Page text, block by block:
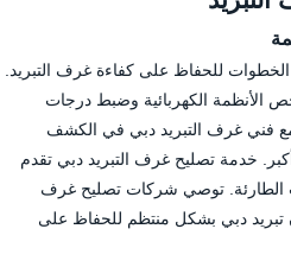
للحفاظ على كفاءة غرف التبريد.
الأنظمة الكهربائية وضبط درجات
فني غرف التبريد دبي في الكشف
خدمة تصليح غرف التبريد دبي تقدم
الطارئة. توصي شركات تصليح غرف
تبريد دبي بشكل منتظم للحفاظ على